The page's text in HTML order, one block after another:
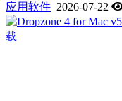
应用软件 2026-07-22